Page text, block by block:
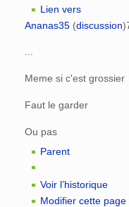
Lien vers
Ananas35 (discussion)
Meme si c'est grossier
Faut le garder
Ou pas
Parent
Voir l’historique
Modifier cette page